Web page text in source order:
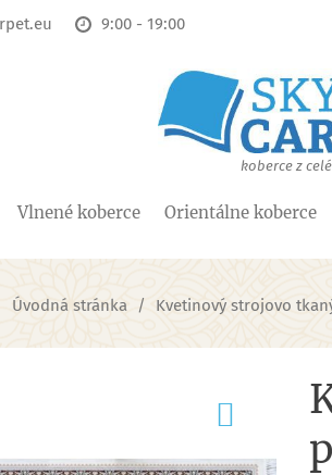
9:00 - 19:00
koberce z
Vlnené koberce Orientálne koberce
Úvodná stránka Kvetinový strojovo